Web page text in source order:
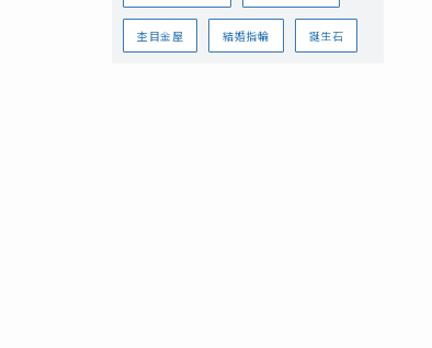
杢目金屋 結婚指輪 誕生石